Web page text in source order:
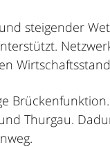
steigender
Thurgau.